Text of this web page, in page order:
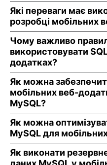
Які переваги має
розробці мобільних
Чому важливо
використовувати
додатках?
Як можна
мобільних веб-
MySQL?
Як можна
MySQL для
Як виконати